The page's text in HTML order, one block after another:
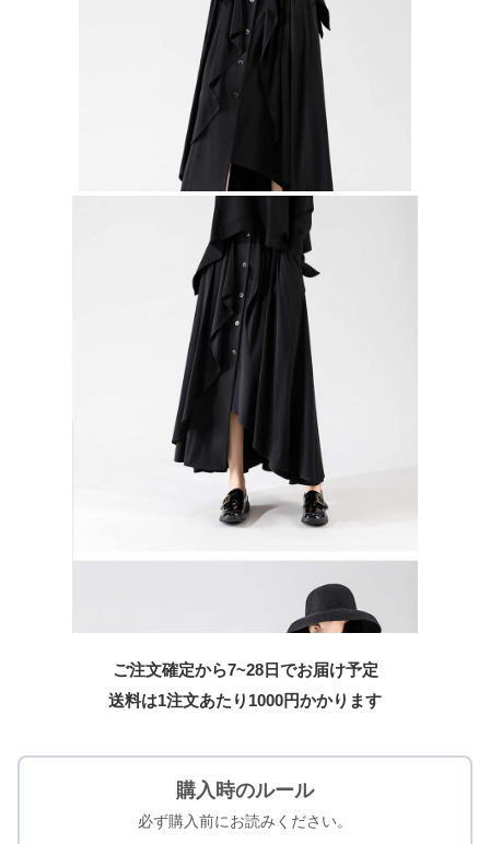
ご注文確定から7~28日でお届け予定
送料は1注文あたり 1000円かかります
購入時のルール
必ず購入前にお読みください。